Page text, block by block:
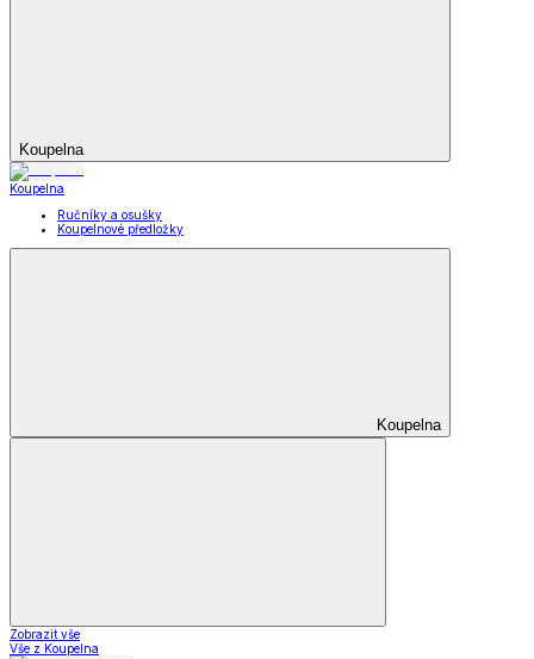
Koupelna
Koupelna
Ručníky a osušky
Koupelnové předložky
Koupelna
Zobrazit vše
Vše z Koupelna